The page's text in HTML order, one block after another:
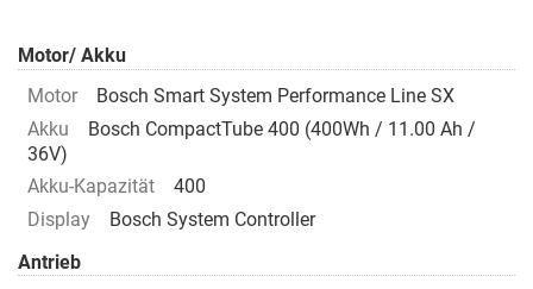
Motor/ Akku
Motor
Bosch Smart System Performance Line SX
Akku
Bosch CompactTube 400 (400Wh / 11.00 Ah /
36V)
Akku-Kapazität
400
Display
Bosch System Controller
Antrieb